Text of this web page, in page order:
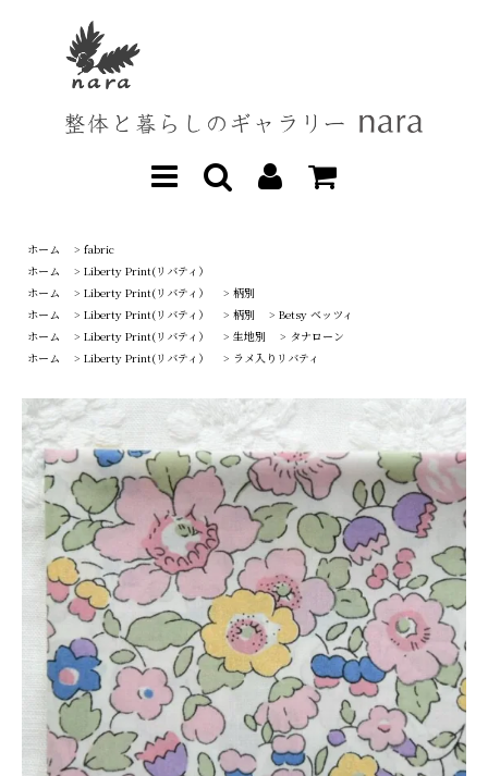
ホーム > fabric
ホーム
> Liberty Print(リバティ）
ホーム
> Liberty Print(リバティ） > 柄別
ホーム
> Liberty Print(リバティ） > 柄別 > Betsy ベッツィ
ホーム
> Liberty Print(リバティ） > 生地別 > タナローン
ホーム
> Liberty Print(リバティ） > ラメ入りリバティ